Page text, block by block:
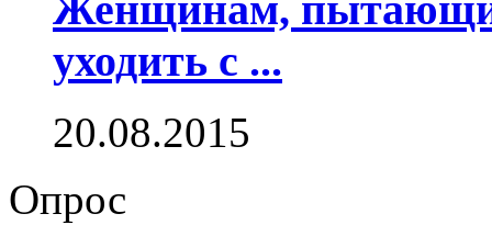
уходить с ...
20.08.2015
Опрос